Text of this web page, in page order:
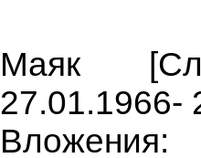
Маяк
27.01.1966-
Вложения: